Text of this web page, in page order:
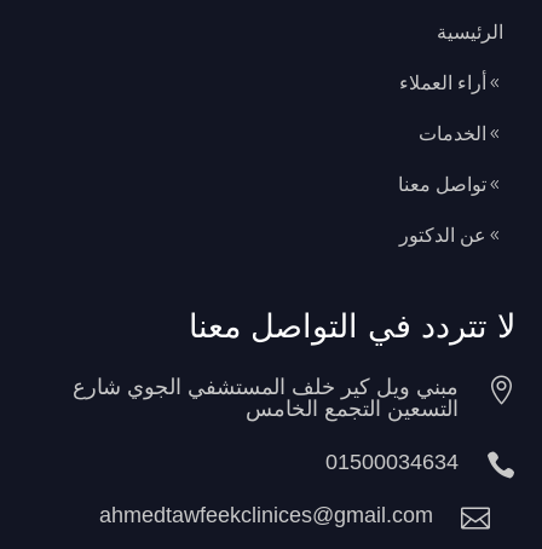
لا تتردد في التواصل معنا

مبني ويل كير خلف المستشفي الجوي شارع
التسعين التجمع الخامس

01500034634

ahmedtawfeekclinices@gmail.com
الرئيسية
8 أراء العملاء
8 الخدمات
8تواصل معنا
8 عن الدكتور